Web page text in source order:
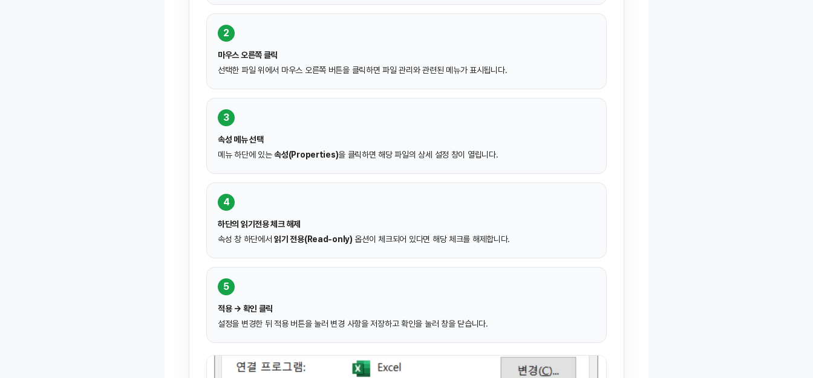
2
마우스 오른쪽 클릭
선택한 파일 위에서 마우스 오른쪽 버튼을 클릭하면 파일 관리와 관련된 메뉴가 표시됩니다.
3
속성 메뉴 선택
메뉴 하단에 있는속성(Properties)을 클릭하면 해당 파일의 상세 설정 창이 열립니다.
4
하단의 읽기전용 체크 해제
속성 창 하단에서읽기 전용(Read-only) 옵션이 체크되어 있다면 해당 체크를 해제합니다.
5
적용 → 확인 클릭
설정을 변경한 뒤 적용 버튼을 눌러 변경 사항을 저장하고 확인을 눌러 창을 닫습니다.